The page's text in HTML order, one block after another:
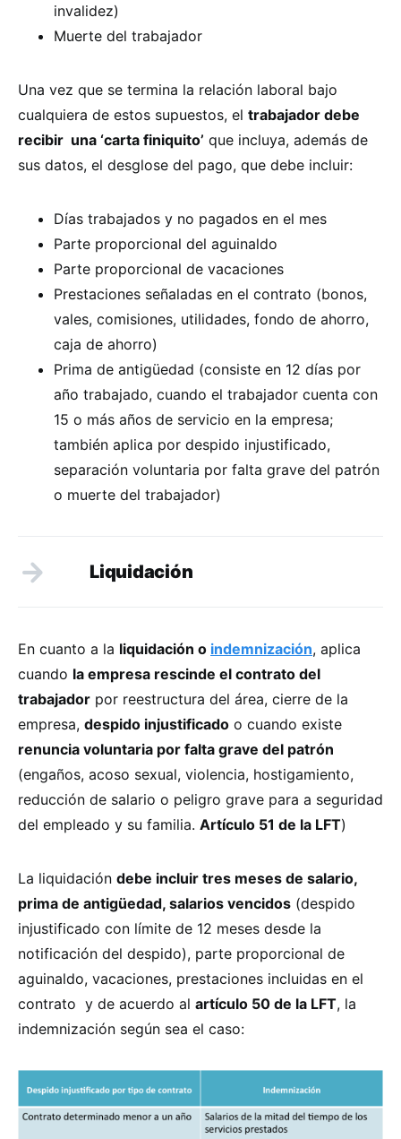
invalidez)
Muerte del trabajador
Una vez que se termina la relación laboral bajo
cualquiera de estos supuestos, el trabajador debe
recibir una ‘carta finiquito’ que incluya, además de
sus datos, el desglose del pago, que debe incluir:
Días trabajados y no pagados en el mes
Parte proporcional del aguinaldo
Parte proporcional de vacaciones
Prestaciones señaladas en el contrato (bonos,
vales, comisiones, utilidades, fondo de ahorro,
caja de ahorro)
Prima de antigüedad (consiste en 12 días por
año trabajado, cuando el trabajador cuenta con
15 o más años de servicio en la empresa;
también aplica por despido injustificado,
separación voluntaria por falta grave del patrón
o muerte del trabajador)
Liquidación
En cuanto a la liquidación o indemnización, aplica
cuando la empresa rescinde el contrato del
trabajador por reestructura del área, cierre de la
empresa, despido injustificado o cuando existe
renuncia voluntaria por falta grave del patrón
(engaños, acoso sexual, violencia, hostigamiento,
reducción de salario o peligro grave para a seguridad
del empleado y su familia. Artículo 51 de la LFT)
La liquidación debe incluir tres meses de salario,
prima de antigüedad, salarios vencidos (despido
injustificado con límite de 12 meses desde la
notificación del despido), parte proporcional de
aguinaldo, vacaciones, prestaciones incluidas en el
contrato y de acuerdo al artículo 50 de la LFT, la
indemnización según sea el caso: